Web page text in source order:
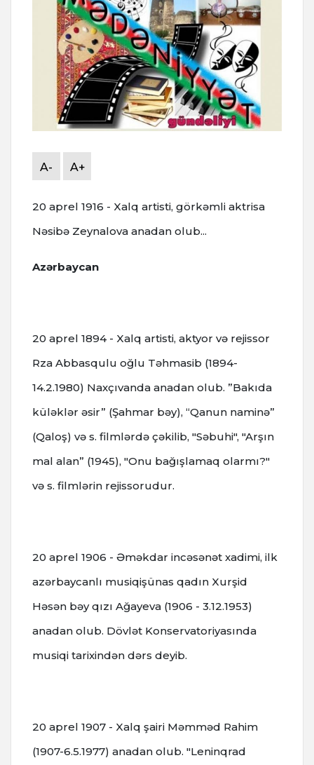
A- A+
20 aprel 1916 - Xalq artisti, görkəmli aktrisa
Nəsibə Zeynalova anadan olub...
Azərbaycan
20 aprel 1894 - Xalq artisti, aktyor və rejissor
Rza Abbasqulu oğlu Təhmasib (1894-
14.2.1980) Naxçıvanda anadan olub. ”Bakıda
küləklər əsir” (Şahmar bəy), “Qanun naminə”
(Qaloş) və s. filmlərdə çəkilib, "Səbuhi", "Arşın
mal alan” (1945), "Onu bağışlamaq olarmı?"
və s. filmlərin rejissorudur.
20 aprel 1906 - Əməkdar incəsənət xadimi, ilk
azərbaycanlı musiqişünas qadın Xurşid
Həsən bəy qızı Ağayeva (1906 - 3.12.1953)
anadan olub. Dövlət Konservatoriyasında
musiqi tarixindən dərs deyib.
20 aprel 1907 - Xalq şairi Məmməd Rahim
(1907-6.5.1977) anadan olub. "Leninqrad